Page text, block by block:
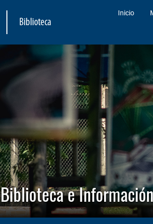
Biblioteca
Inicio
Biblioteca e